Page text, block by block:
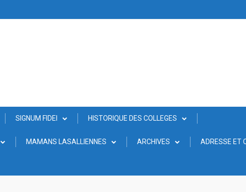
SIGNUM FIDEI HISTORIQUE DES COLLEGES
MAMANS LASALLIENNES ARCHIVES ADRESSE ET